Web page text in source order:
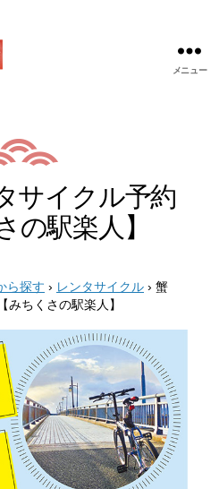
メニュー
サイクル予約
の駅楽人】
ら探す › レンタサイクル › 蟹
みちくさの駅楽人】